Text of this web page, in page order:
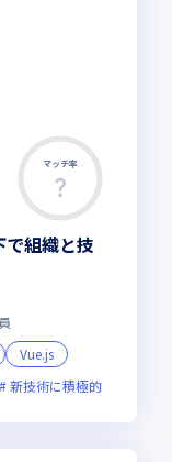
マッチ率
組織と技
Vue.js
新技術に積極的